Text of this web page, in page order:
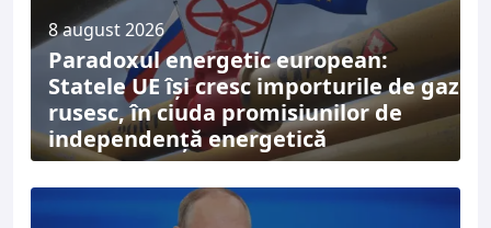
8 august 2026
Paradoxul energetic european:
Statele UE își cresc importurile de gaz
rusesc, în ciuda promisiunilor de
independență energetică